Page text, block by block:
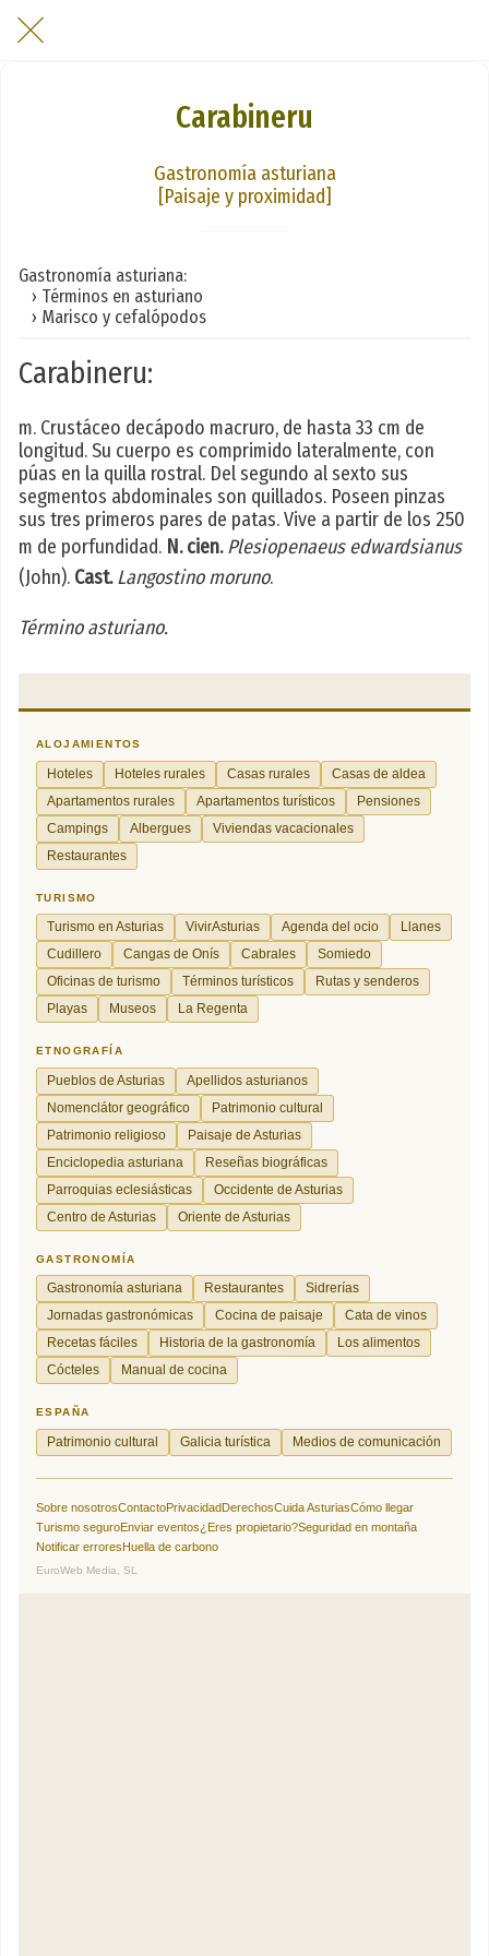
Carabineru
Gastronomía asturiana
[Paisaje y proximidad]
Gastronomía asturiana:
› Términos en asturiano
› Marisco y cefalópodos
Carabineru:
m. Crustáceo decápodo macruro, de hasta 33 cm de
longitud. Su cuerpo es comprimido lateralmente, con
púas en la quilla rostral. Del segundo al sexto sus
segmentos abdominales son quillados. Poseen pinzas
sus tres primeros pares de patas. Vive a partir de los 250
m de porfundidad. N. cien. Plesiopenaeus edwardsianus
(John). Cast. Langostino moruno.
Término asturiano.